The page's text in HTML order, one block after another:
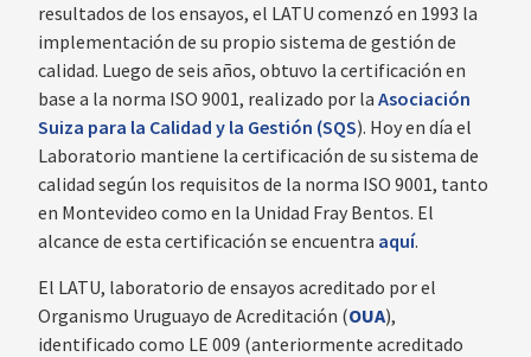
resultados de los ensayos, el LATU comenzó en 1993 la
implementación de su propio sistema de gestión de
calidad. Luego de seis años, obtuvo la certificación en
base a la norma ISO 9001, realizado por la Asociación
Suiza para la Calidad y la Gestión (SQS). Hoy en día el
Laboratorio mantiene la certificación de su sistema de
calidad según los requisitos de la norma ISO 9001, tanto
en Montevideo como en la Unidad Fray Bentos. El
alcance de esta certificación se encuentra aquí.
El LATU, laboratorio de ensayos acreditado por el
Organismo Uruguayo de Acreditación (OUA),
identificado como LE 009 (anteriormente acreditado